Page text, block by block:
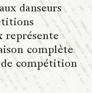
danseurs
représente
complète
de compétition